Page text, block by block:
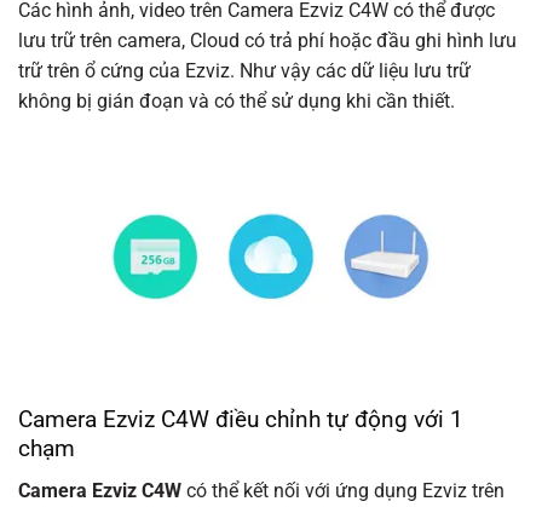
Các hình ảnh, video trên Camera Ezviz C4W có thể được
lưu trữ trên camera, Cloud có trả phí hoặc đầu ghi hình lưu
trữ trên ổ cứng của Ezviz. Như vậy các dữ liệu lưu trữ
không bị gián đoạn và có thể sử dụng khi cần thiết.
Camera Ezviz C4W điều chỉnh tự động với 1
chạm
Camera Ezviz C4W có thể kết nối với ứng dụng Ezviz trên